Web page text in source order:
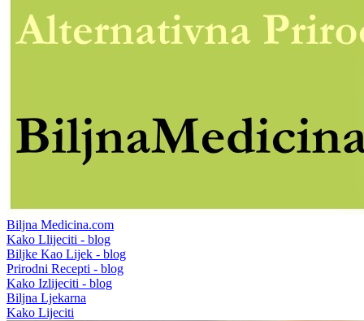
Biljna Medicina.com
Kako Llijeciti - blog
Biljke Kao Lijek - blog
Prirodni Recepti - blog
Kako Izlijeciti - blog
Biljna Ljekarna
Kako Lijeciti